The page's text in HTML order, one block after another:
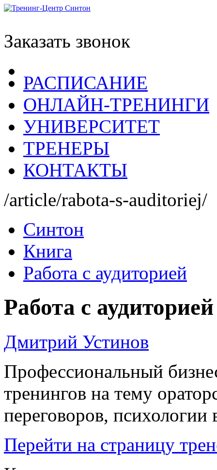
Заказать звонок
РАСПИСАНИЕ
ОНЛАЙН-ТРЕНИНГИ
УНИВЕРСИТЕТ
ТРЕНЕРЫ
КОНТАКТЫ
/article/rabota-s-auditoriej/
Синтон
Книга
Работа с аудиторией
Работа с аудиторией
Дмитрий Устинов
Профессиональный
тренингов на тему
переговоров,
Перейти на страницу